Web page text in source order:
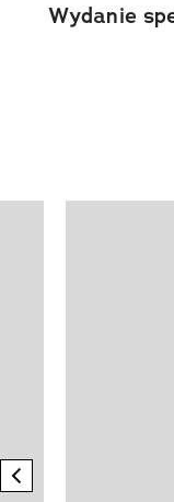
Wydanie
previous element